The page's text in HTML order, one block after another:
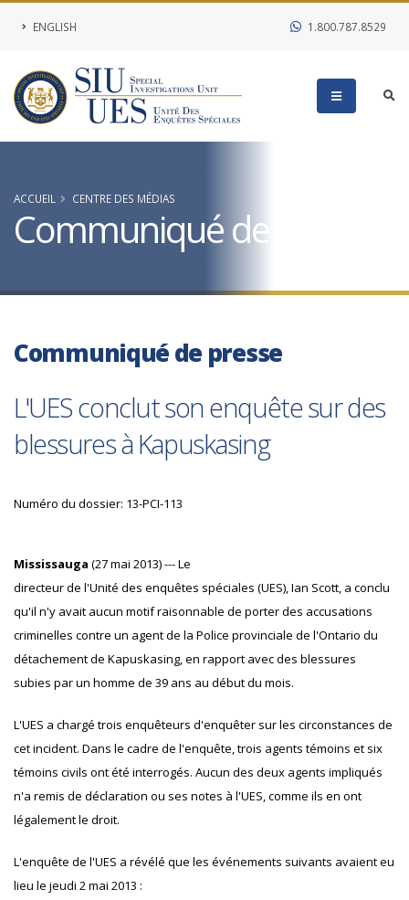
ENGLISH 1.800.787.8529
ACCUEIL CENTRE DES MÉDIAS
Communiqué de presse
Communiqué de presse
L'UES conclut son enquête sur des
blessures à Kapuskasing
Numéro du dossier: 13-PCI-113
Mississauga (27 mai 2013) --- Le
directeur de l'Unité des enquêtes spéciales (UES), Ian Scott, a conclu
qu'il n'y avait aucun motif raisonnable de porter des accusations
criminelles contre un agent de la Police provinciale de l'Ontario du
détachement de Kapuskasing, en rapport avec des blessures
subies par un homme de 39 ans au début du mois.
L'UES a chargé trois enquêteurs d'enquêter sur les circonstances de
cet incident. Dans le cadre de l'enquête, trois agents témoins et six
témoins civils ont été interrogés. Aucun des deux agents impliqués
n'a remis de déclaration ou ses notes à l'UES, comme ils en ont
légalement le droit.
L'enquête de l'UES a révélé que les événements suivants avaient eu
lieu le jeudi 2 mai 2013 :